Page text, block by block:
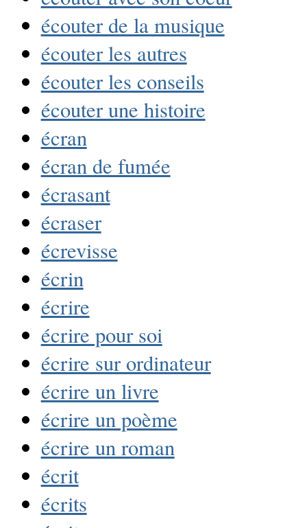
écouter de la musique
écouter les autres
écouter les conseils
écouter une histoire
écran
écran de fumée
écrasant
écraser
écrevisse
écrin
écrire
écrire pour soi
écrire sur ordinateur
écrire un livre
écrire un poème
écrire un roman
écrit
écrits